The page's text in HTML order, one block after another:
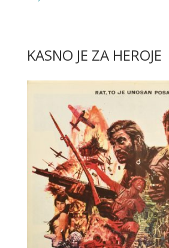
KASNO JE ZA HEROJE